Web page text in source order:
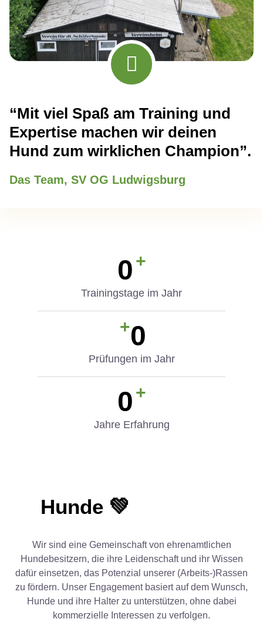
“Mit viel Spaß am Training und
Expertise machen wir deinen
Hund zum wirklichen Champion”.
Das Team, SV OG Ludwigsburg
0 +
Trainingstage im Jahr
+0
Prüfungen im Jahr
0 +
Jahre Erfahrung
Hunde 💚
Wir sind eine Gemeinschaft von ehrenamtlichen
Hundebesitzern, die ihre Leidenschaft und ihr Wissen
dafür einsetzen, das Potenzial unserer (Arbeits-)Rassen
zu fördern. Unser Engagement basiert auf dem Wunsch,
Hunde und ihre Halter zu unterstützen, ohne dabei
kommerzielle Interessen zu verfolgen.